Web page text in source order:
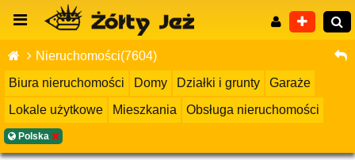
Nieruchomości(7604)
Biura nieruchomości
Domy Działki i grunty
Garaże
Lokale użytkowe
Mieszkania Obsługa nieruchomości
Polska